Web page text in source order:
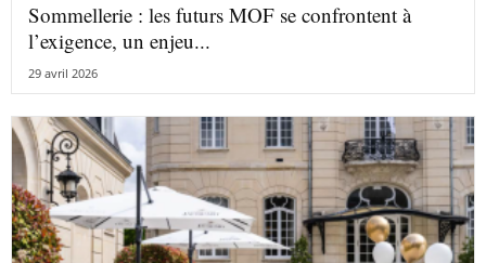
Sommellerie : les futurs MOF se confrontent à
l’exigence, un enjeu...
29 avril 2026